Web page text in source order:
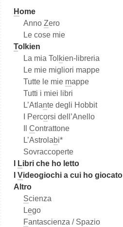
Home
Anno Zero
Le cose mie
Tolkien
La mia Tol kien-libreria
Le mie migliori mappe
Tutte le mie mappe
Tutti i miei libri
L’Atlante degli Hobbit
I Percorsi dell’Anello
Contrattone
L’Astrolabi*
Sovraccoperte
Libri che ho letto
Videogiochi a cui ho giocato
Altro
Scienza
Lego
Fantascienza / Spazio